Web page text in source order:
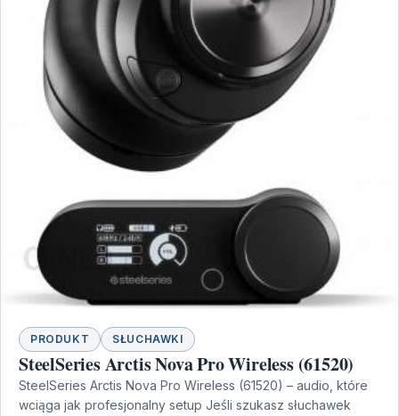
PRODUKT SŁUCHAWKI
SteelSeries Arctis Nova Pro Wireless (61520)
SteelSeries Arctis Nova Pro Wireless (61520) – audio, które
wciąga jak profesjonalny setup Jeśli szukasz słuchawek